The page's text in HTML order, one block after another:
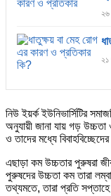
নিউ ইয়র্ক ইউনিভার্সিটির
অনুযায়ী জানা যায় গড় উচ্চতা
ও তাদের মধ্যে
এছাড়া কম উচ্চতার পুরুষরা
পুরুষদের উচ্চতা কম তারা
তথ্যমতে, তারা প্রতি